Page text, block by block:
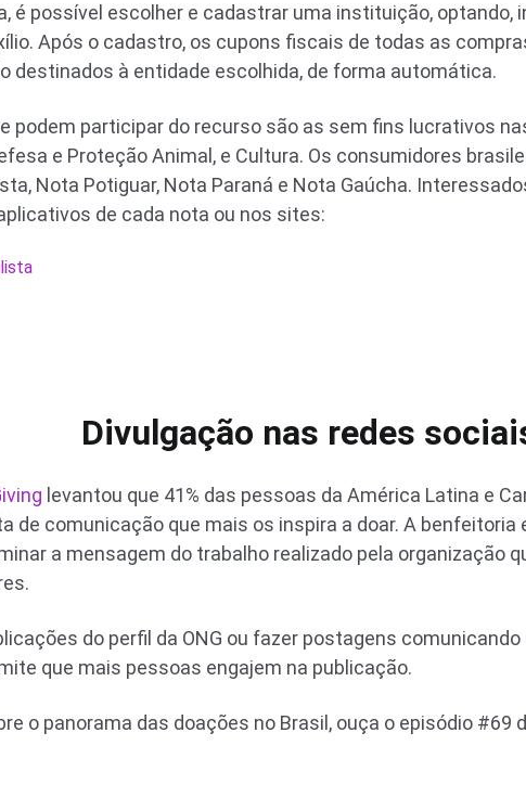
é possível escolher e cadastrar uma instituição, optando,
Após o cadastro, os cupons fiscais de todas as
destinados à entidade escolhida, de forma automática.
podem participar do recurso são as sem fins lucrativos
e Proteção Animal, e Cultura. Os consumidores
Nota Potiguar, Nota Paraná e Nota Gaúcha.
de cada nota ou nos sites:
Divulgação nas redes
levantou que 41% das pessoas da América Latina e
de comunicação que mais os inspira a doar. A benfeitoria
a mensagem do trabalho realizado pela organização
do perfil da ONG ou fazer postagens
que mais pessoas engajem na publicação.
o panorama das doações no Brasil, ouça o episódio #69